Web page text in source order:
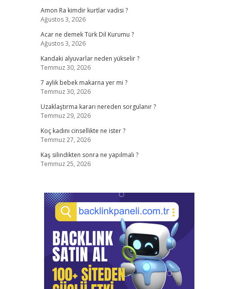
Amon Ra kimdir kurtlar vadisi ?
Ağustos 3, 2026
Acar ne demek Türk Dil Kurumu ?
Ağustos 3, 2026
Kandaki alyuvarlar neden yükselir ?
Temmuz 30, 2026
7 aylık bebek makarna yer mi ?
Temmuz 30, 2026
Uzaklaştırma kararı nereden sorgulanır ?
Temmuz 29, 2026
Koç kadını cinsellikte ne ister ?
Temmuz 27, 2026
Kaş silindikten sonra ne yapılmalı ?
Temmuz 25, 2026